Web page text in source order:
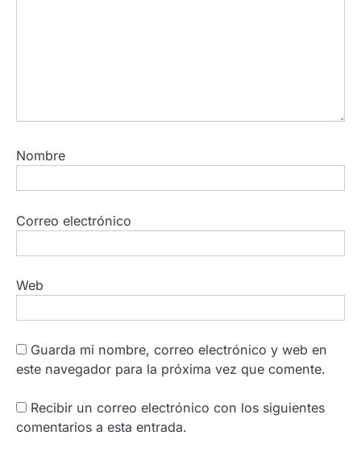
Nombre
Correo electrónico
Web
Guarda mi nombre, correo electrónico y web en
este navegador para la próxima vez que comente.
Recibir un correo electrónico con los siguientes
comentarios a esta entrada.